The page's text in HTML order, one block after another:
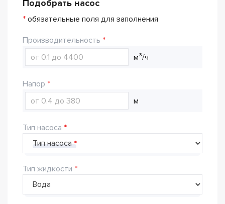
Подобрать насос
* обязательные поля для заполнения
Производительность
м³/ч
Напор
м
Тип насоса
Тип насоса
Тип жидкости